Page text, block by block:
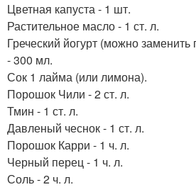
Цветная капуста - 1 шт.
Растительное масло - 1 ст. л.
Греческий йогурт (можно заменить
- 300 мл.
Сок 1 лайма (или лимона).
Порошок Чили - 2 ст. л.
Тмин - 1 ст. л.
Давленый чеснок - 1 ст. л.
Порошок Карри - 1 ч. л.
Черный перец - 1 ч. л.
Соль - 2 ч. л.